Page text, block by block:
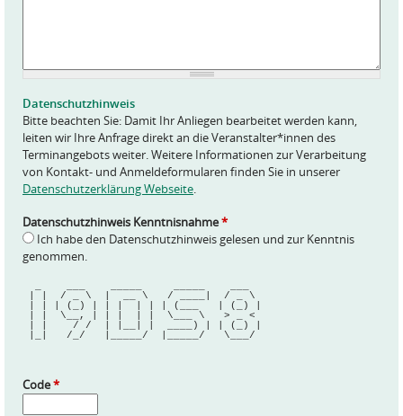
*
Datenschutzhinweis
Bitte beachten Sie: Damit Ihr Anliegen bearbeitet werden kann,
leiten wir Ihre Anfrage direkt an die Veranstalter*innen des
Terminangebots weiter. Weitere Informationen zur Verarbeitung
von Kontakt- und Anmeldeformularen finden Sie in unserer
Datenschutzerklärung Webseite.
Datenschutzhinweis Kenntnisnahme*
Ich habe den Datenschutzhinweis gelesen und zur Kenntnis
genommen.
| |  / _ \  |  __ \   / ____|  / _ \
| | | (_) | | |  | | | (___   | (_) |
| |  \__, | | |  | |  \___ \   > _ <
| |    / /  | |__| |  ____) | | (_) |
|_|   /_/   |_____/  |_____/   \___/
Code*